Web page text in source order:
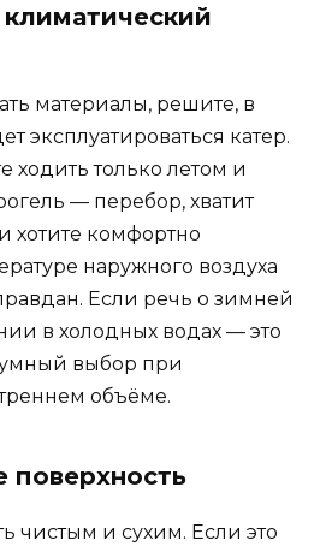
материалы, решите, в
эксплуатироваться катер.
ходить только летом и
— перебор, хватит
хотите комфортно
наружного воздуха
Если речь о зимней
в холодных водах — это
выбор при
объёме.
поверхность
чистым и сухим. Если это